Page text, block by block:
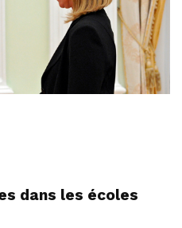
dans les écoles